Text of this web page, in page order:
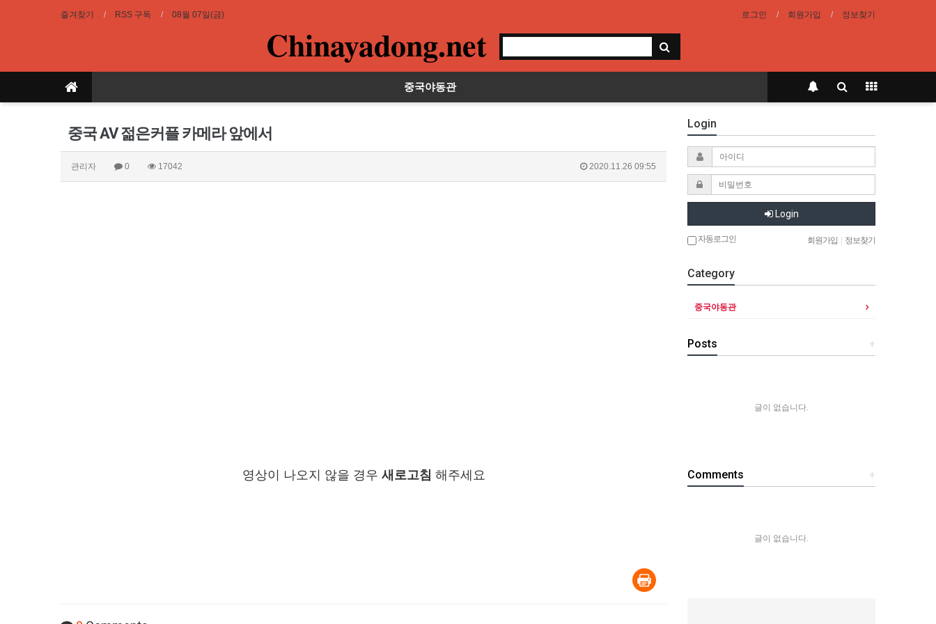
즐겨찾기 RSS 구독 08월 07일(금) 로그인 회원가입 정보찾기
Chinayadong.net
중국야동관
중국 AV 젊은커플 카메라 앞에서
관리자 0 17042 2020.11.26 09:55
영상이 나오지 않을 경우 새로고침 해주세요
Login
Login
자동로그인 회원가입 정보찾기
Category
중국야동관
+
Posts
글이 없습니다.
+
Comments
글이 없습니다.